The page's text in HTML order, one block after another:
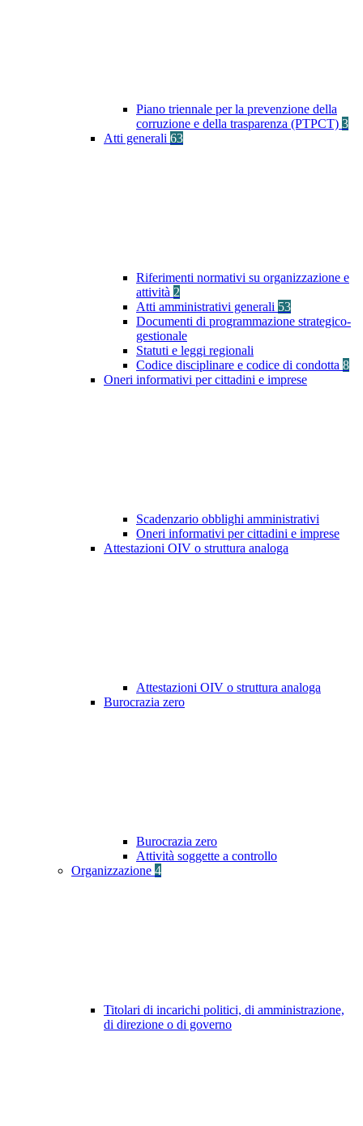
Piano triennale per la prevenzione della
corruzione e della trasparenza (PTPCT) 3
Atti generali 63
Riferimenti normativi su organizzazione e
attività 2
Atti amministrativi generali 53
Documenti di programmazione strategico-
gestionale
Statuti e leggi regionali
Codice disciplinare e codice di condotta 8
Oneri informativi per cittadini e imprese
Scadenzario obblighi amministrativi
Oneri informativi per cittadini e imprese
Attestazioni OIV o struttura analoga
Attestazioni OIV o struttura analoga
Burocrazia zero
Burocrazia zero
Attività soggette a controllo
Organizzazione 4
Titolari di incarichi politici, di amministrazione,
di direzione o di governo